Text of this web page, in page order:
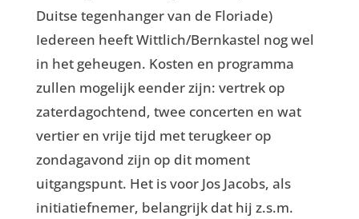
Duitse tegenhanger van de Floriade)
Iedereen heeft Wittlich/Bernkastel nog wel
in het geheugen. Kosten en programma
zullen mogelijk eender zijn: vertrek op
zaterdagochtend, twee concerten en wat
vertier en vrije tijd met terugkeer op
zondagavond zijn op dit moment
uitgangspunt. Het is voor Jos Jacobs, als
initiatiefnemer, belangrijk dat hij z.s.m.